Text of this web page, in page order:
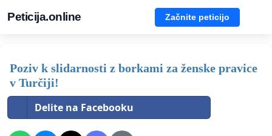
Peticija.online Začnite peticijo
Poziv k slidarnosti z borkami za ženske pravice
v Turčiji!
Delite na Facebooku